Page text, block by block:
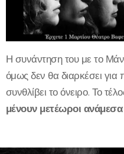
Η συνάντηση του με το
όμως δεν θα διαρκέσει
συνθλίβει το όνειρο. Το
μένουν μετέωροι